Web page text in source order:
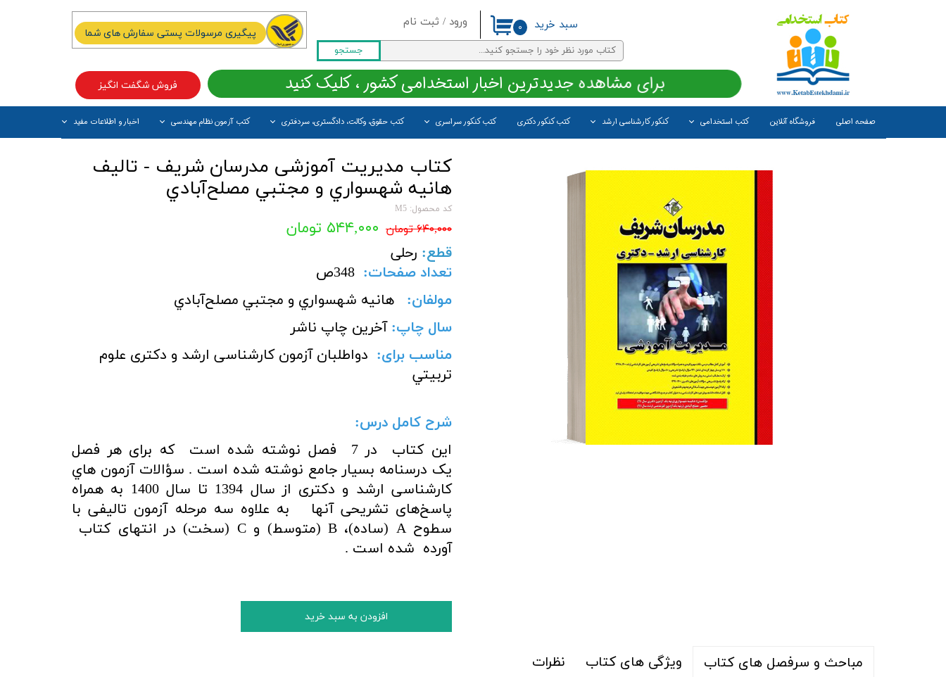
ورود / ثبت نام
حساب کاربری من
تغییر گذر واژه
سفارشات
خروج از حساب کاربری
جستجو
صفحه اصلی فروشگاه آنلاین کتب استخدامی کنکور کارشناسی ارشد کتب کنکور دکتری کتب کنکور سراسری کتب حقوق، وکالت، دادگستری، سردفتری کتب آزمون نظام مهندسی اخبار و اطلاعات مفید
۰ سبد خرید
فروش شگفت انگیز برای مشاهده جدیدترین اخبار استخدامی کشور ، کلیک کنید
پیگیری مرسولات پستی سفارش های شما
کتاب مدیریت آموزشی مدرسان شریف - تالیف
هانيه شهسواري و مجتبي مصلح‌آبادي
کد محصول: M5
۶۴۰,۰۰۰ تومان ۵۴۴,۰۰۰ تومان
قطع: رحلی
تعداد صفحات:
348ص
مولفان: هانيه شهسواري و مجتبي مصلح‌آبادي
سال چاپ: آخرین چاپ ناشر
مناسب برای: دواطلبان آزمون کارشناسی ارشد و دکتری علوم
تربيتي
شرح کامل درس:
این کتاب در 7 فصل نوشته شده است که برای هر فصل
یک درسنامه بسیار جامع نوشته شده است . سؤالات آزمون‌ هاي
کارشناسی ارشد و دکتری از سال 1394 تا سال 1400 به همراه
پاسخ‌های تشریحی آنها به علاوه سه مرحله آزمون تالیفی با
سطوح A (ساده)، B (متوسط) و C (سخت) در انتهای کتاب
آورده شده است .
افزودن به سبد خرید
مباحث و سرفصل های کتاب ویژگی های کتاب نظرات